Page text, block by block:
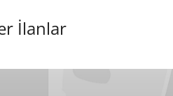
İlanlar